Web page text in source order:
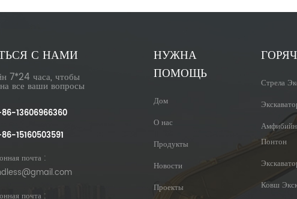
С НАМИ
7*24 часа, чтобы
все ваши вопросы
13606966360
15160503591
почта :
почта :
НУЖНА
ПОМОЩЬ
Дом
О нас
Продукты
Новости
Проекты
Стрела
Понтон
Ковш